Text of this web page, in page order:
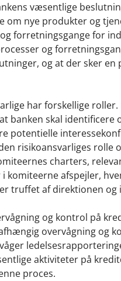
væsentlige
nye produkter og
forretningsgange for
og
og at der sker en
har forskellige
banken skal identificere
potentielle
risikoansvarliges rolle
charters,
komiteerne afspejler,
truffet af direktionen og
og kontrol på
overvågning og
aktiviteter på
proces.